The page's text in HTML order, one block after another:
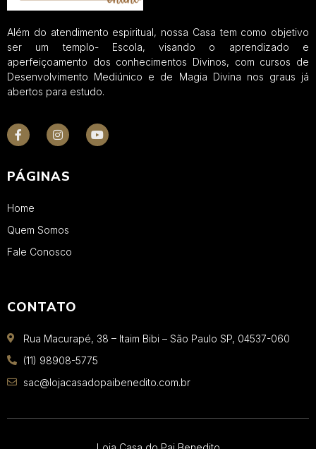
Além do atendimento espiritual, nossa Casa tem como objetivo
ser um templo- Escola, visando o aprendizado e
aperfeiçoamento dos conhecimentos Divinos, com cursos de
Desenvolvimento Mediúnico e de Magia Divina nos graus já
abertos para estudo.
PÁGINAS
Home
Quem Somos
Fale Conosco
CONTATO
Rua Macurapé, 38 – Itaim Bibi – São Paulo SP, 04537-060
(11) 98908-5775
sac@lojacasadopaibenedito.com.br